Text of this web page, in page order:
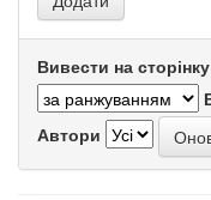
Вивести на сторінку
Автори